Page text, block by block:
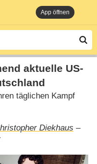
App öffnen
aktuelle US-
täglichen Kampf
Diekhaus –